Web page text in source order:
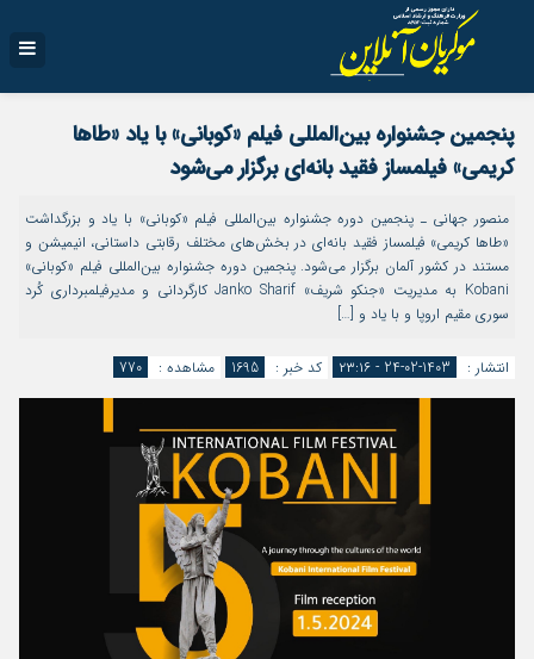
پنجمین جشنواره بین‌المللی فیلم «کوبانی» با یاد «طاها
کریمی» فیلمساز فقید بانه‌ای برگزار ‌می‌شود
منصور جهانی ـ پنجمین دوره جشنواره بین‌المللی فیلم «کوبانی» با یاد و بزرگداشت
«طاها کریمی» فیلمساز فقید بانه‌ای در بخش‌های مختلف رقابتی داستانی، انیمیشن و
مستند در کشور آلمان برگزار می‌شود. پنجمین دوره جشنواره بین‌المللی فیلم «کوبانی»
Kobani به مدیریت «جنکو شریف» Janko Sharif کارگردانی و مدیرفیلمبرداری کُرد
سوری مقیم اروپا و با یاد و […]
انتشار : 1403-02-24 - ۲۳:۱۶ کد خبر : 1695 مشاهده : 770